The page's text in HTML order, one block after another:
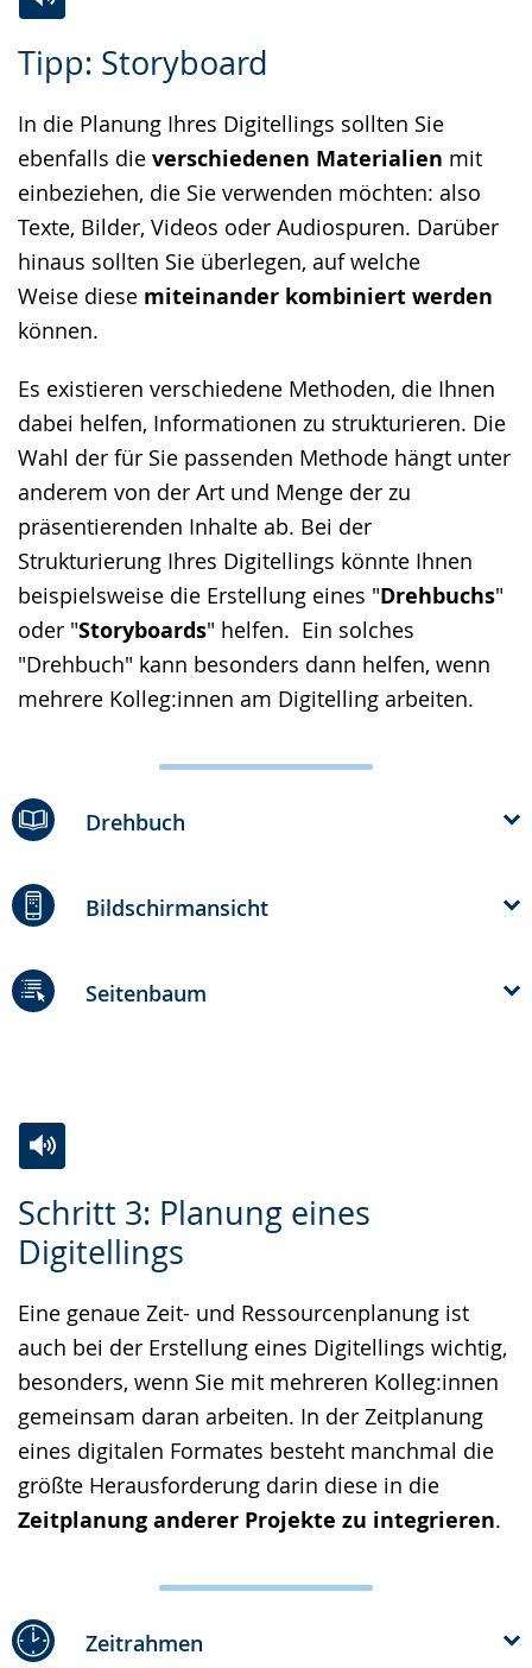
Tipp: Storyboard
In die Planung Ihres Digitellings sollten Sie
ebenfalls die verschiedenen Materialien mit
einbeziehen, die Sie verwenden möchten: also
Texte, Bilder, Videos oder Audiospuren. Darüber
hinaus sollten Sie überlegen, auf welche
Weise diese miteinander kombiniert werden
können.
Es existieren verschiedene Methoden, die Ihnen
dabei helfen, Informationen zu strukturieren. Die
Wahl der für Sie passenden Methode hängt unter
anderem von der Art und Menge der zu
präsentierenden Inhalte ab. Bei der
Strukturierung Ihres Digitellings könnte Ihnen
beispielsweise die Erstellung eines "Drehbuchs"
oder "Storyboards" helfen. Ein solches
"Drehbuch" kann besonders dann helfen, wenn
mehrere Kolleg:innen am Digitelling arbeiten.
Leichten
wechseln.
Audio-
Video
Deutscher
Gebärdensprache
wird
angezeigt.
Drehbuch
Bildschirmansicht
Seitenbaum
Schritt 3: Planung eines
Digitellings
Eine genaue Zeit- und Ressourcenplanung ist
auch bei der Erstellung eines Digitellings wichtig,
besonders, wenn Sie mit mehreren Kolleg:innen
gemeinsam daran arbeiten. In der Zeitplanung
eines digitalen Formates besteht manchmal die
größte Herausforderung darin diese in die
Zeitplanung anderer Projekte zu integrieren.
Leichten
Sprache
Audio-
Unterstützung.
Video
in
Gebärdensprache
wird
angezeigt.
Zeitrahmen